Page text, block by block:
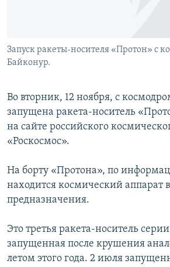
Запуск ракеты-носителя «Протон» с
Байконур.
Во вторник, 12 ноября, с
запущена ракета-носитель
на сайте российского
«Роскосмос».
На борту «Протона», по
находится космический аппарат
предназначения.
Это третья ракета-носитель
запущенная после крушения
летом этого года. 2 июля